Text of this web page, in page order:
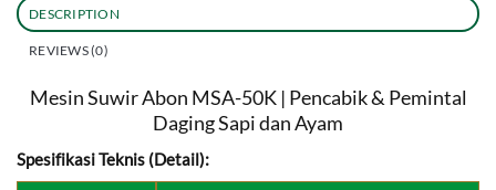
DESCRIPTION
REVIEWS (0)
Mesin Suwir Abon MSA-50K | Pencabik & Pemintal
Daging Sapi dan Ayam
Spesifikasi Teknis (Detail):